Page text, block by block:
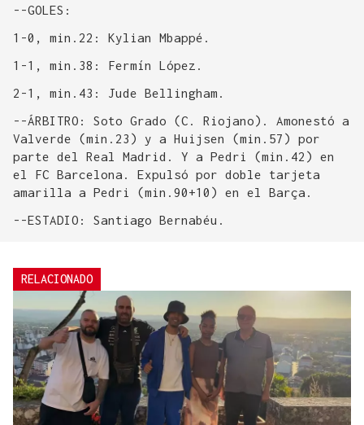
--GOLES:
1-0, min.22: Kylian Mbappé.
1-1, min.38: Fermín López.
2-1, min.43: Jude Bellingham.
--ÁRBITRO: Soto Grado (C. Riojano). Amonestó a
Valverde (min.23) y a Huijsen (min.57) por
parte del Real Madrid. Y a Pedri (min.42) en
el FC Barcelona. Expulsó por doble tarjeta
amarilla a Pedri (min.90+10) en el Barça.
--ESTADIO: Santiago Bernabéu.
RELACIONADO